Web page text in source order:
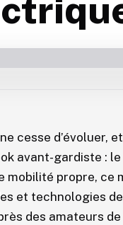
cesse d’évoluer,
avant-gardiste :
mobilité propre, ce
et technologies
des amateurs